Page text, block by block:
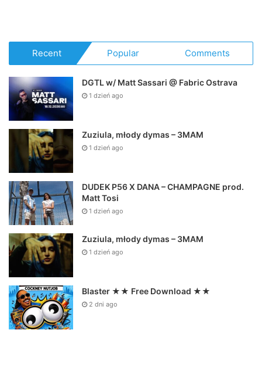
Recent Popular Comments
DGTL w/ Matt Sassari @ Fabric Ostrava
1 dzień ago
Zuziula, młody dymas – 3MAM
1 dzień ago
DUDEK P56 X DANA – CHAMPAGNE prod.
Matt Tosi
1 dzień ago
Zuziula, młody dymas – 3MAM
1 dzień ago
Blaster ★★ Free Download ★★
2 dni ago